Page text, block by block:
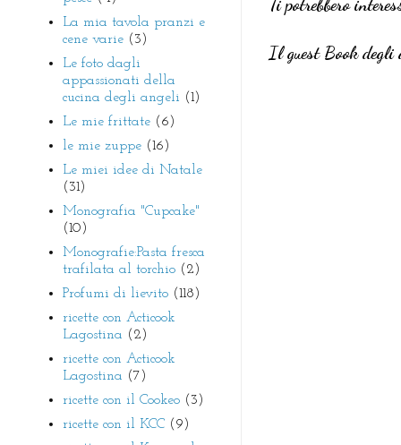
Ti potrebbero
Il guest Book degli
La mia tavola pranzi e
cene varie (3)
Le foto dagli
appassionati della
cucina degli angeli (1)
Le mie frittate (6)
le mie zuppe (16)
Le miei idee di Natale
(31)
Monografia "Cupcake"
(10)
Monografie:Pasta fresca
trafilata al torchio (2)
Profumi di lievito (118)
ricette con Acticook
Lagostina (2)
ricette con Acticook
Lagostina (7)
ricette con il Cookeo (3)
ricette con il KCC (9)